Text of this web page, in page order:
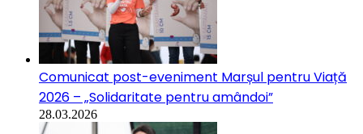
Comunicat post-eveniment Marșul pentru Viață
2026 – „Solidaritate pentru amândoi”
28.03.2026